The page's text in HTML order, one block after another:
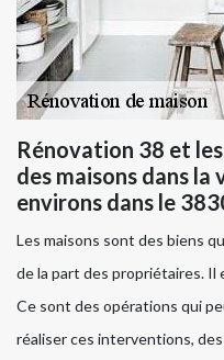
Rénovation 38 et
des maisons dans la
environs dans le
Les maisons sont des biens
de la part des propriétaires.
Ce sont des opérations qui
réaliser ces interventions,